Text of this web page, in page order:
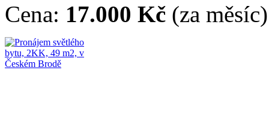
Cena: 17.000 Kč (za měsíc)